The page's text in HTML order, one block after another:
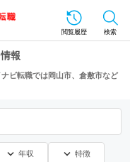
閲覧履歴 検索
報
ビ転職では岡山市、倉敷市など
年収 特徴